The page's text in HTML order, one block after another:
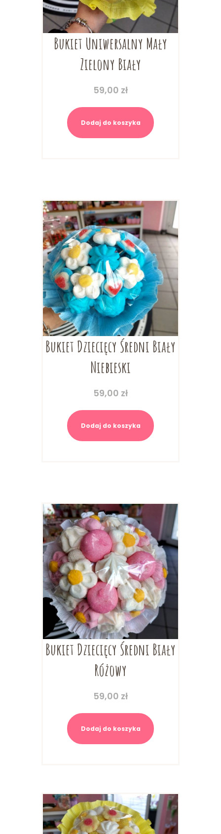
Bukiet Uniwersalny Mały
Zielony Biały
59,00 zł
Dodaj do koszyka
Bukiet Dziecięcy Średni Biały
Niebieski
59,00 zł
Dodaj do koszyka
Bukiet Dziecięcy Średni Biały
Różowy
59,00 zł
Dodaj do koszyka